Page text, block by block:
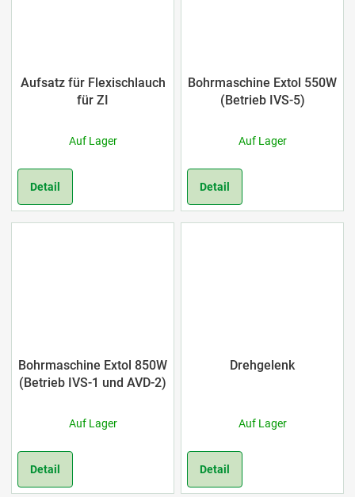
Aufsatz für Flexischlauch
für ZI
Auf Lager
Detail
Bohrmaschine Extol 550W
(Betrieb IVS-5)
Auf Lager
Detail
Bohrmaschine Extol 850W
(Betrieb IVS-1 und AVD-2)
Auf Lager
Detail
Drehgelenk
Auf Lager
Detail